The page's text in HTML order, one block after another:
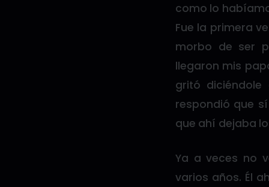
como lo
Fue la primera
morbo de ser
llegaron mis
gritó
respondió que
que ahí dejaba
Ya a veces no
varios años. Él